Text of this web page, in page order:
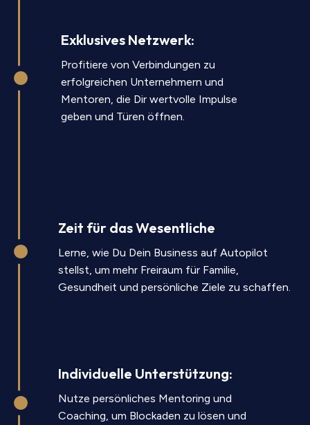
Exklusives Netzwerk:
Profitiere von Verbindungen zu
erfolgreichen Unternehmern und
Mentoren, die Dir wertvolle Impulse
geben und Türen öffnen.
Zeit für das Wesentliche
Lerne, wie Du Dein Business auf Autopilot
stellst, um mehr Freiraum für Familie,
Gesundheit und persönliche Ziele zu schaffen.
Individuelle Unterstützung:
Nutze persönliches Mentoring und
Coaching, um Blockaden zu lösen und